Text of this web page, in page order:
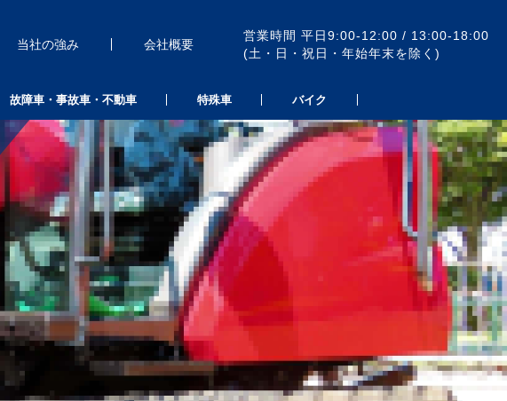
当社の強み 会社概要
営業時間 平日9:00-12:00 / 13:00-18:00
(土・日・祝日・年始年末を除く)
故障車・事故車・不動車 特殊車 バイク